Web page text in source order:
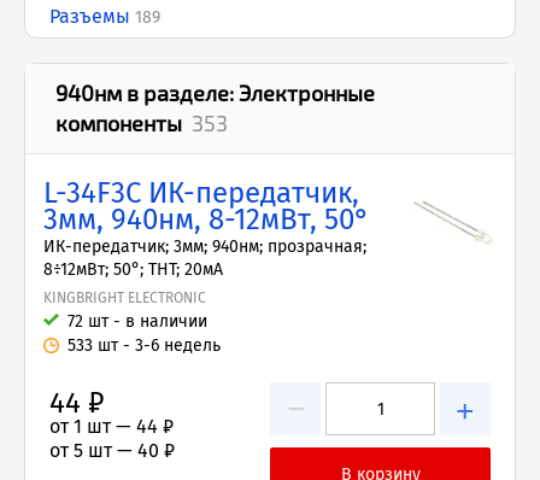
Разъемы 189
940нм в разделе:Электронные
компоненты 353
L-34F3C ИК-передатчик,
3мм, 940нм, 8-12мВт, 50°
ИК-передатчик; 3мм; 940нм; прозрачная;
8÷12мВт; 50°; THT; 20мА
KINGBRIGHT ELECTRONIC
72 шт - в наличии
533 шт - 3-6 недель
− +
44 ₽
от 1 шт — 44 ₽
от 5 шт — 40 ₽